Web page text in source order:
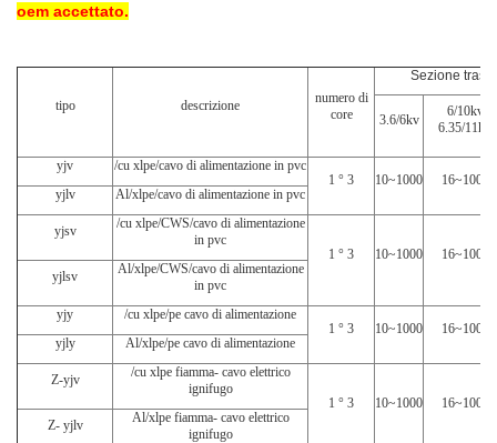
oem accettato.
tipo descrizione
numero di
core
Sezione
3.6/6kv
6/10kv
6.35/11kv
yjv
/cu xlpe/cavo di alimentazione in pvc
1 ° 3
10~1000
16~1000
yjlv
Al/xlpe/cavo di alimentazione in pvc
yjsv
/cu xlpe/CWS/cavo di alimentazione
in pvc
1 ° 3
10~1000
16~1000
yjlsv
Al/xlpe/CWS/cavo di alimentazione
in pvc
yjy
/cu xlpe/pe cavo di alimentazione
1 ° 3
10~1000
16~1000
yjly
Al/xlpe/pe cavo di alimentazione
Z-yjv
/cu xlpe fiamma- cavo elettrico
ignifugo
1 ° 3
10~1000
16~1000
Z- yjlv
Al/xlpe fiamma- cavo elettrico
ignifugo